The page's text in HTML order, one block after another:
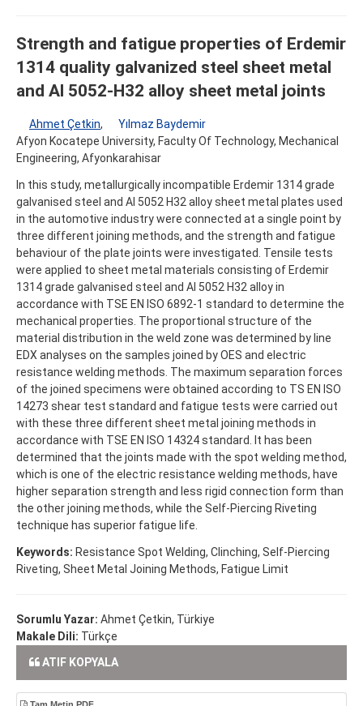
Strength and fatigue properties of Erdemir
1314 quality galvanized steel sheet metal
and Al 5052-H32 alloy sheet metal joints
Ahmet Çetkin,
Yılmaz Baydemir
Afyon Kocatepe University, Faculty Of Technology, Mechanical
Engineering, Afyonkarahisar
In this study, metallurgically incompatible Erdemir 1314 grade
galvanised steel and Al 5052 H32 alloy sheet metal plates used
in the automotive industry were connected at a single point by
three different joining methods, and the strength and fatigue
behaviour of the plate joints were investigated. Tensile tests
were applied to sheet metal materials consisting of Erdemir
1314 grade galvanised steel and Al 5052 H32 alloy in
accordance with TSE EN ISO 6892-1 standard to determine the
mechanical properties. The proportional structure of the
material distribution in the weld zone was determined by line
EDX analyses on the samples joined by OES and electric
resistance welding methods. The maximum separation forces
of the joined specimens were obtained according to TS EN ISO
14273 shear test standard and fatigue tests were carried out
with these three different sheet metal joining methods in
accordance with TSE EN ISO 14324 standard. It has been
determined that the joints made with the spot welding method,
which is one of the electric resistance welding methods, have
higher separation strength and less rigid connection form than
the other joining methods, while the Self-Piercing Riveting
technique has superior fatigue life.
Keywords: Resistance Spot Welding, Clinching, Self-Piercing
Riveting, Sheet Metal Joining Methods, Fatigue Limit
Sorumlu Yazar: Ahmet Çetkin, Türkiye
Makale Dili: Türkçe
ATIF KOPYALA